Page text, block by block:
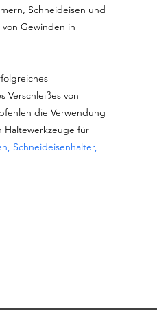
Schneideisen und
Gewinden in
Verschleißes von
die Verwendung
Haltewerkzeuge für
Schneideisenhalter,